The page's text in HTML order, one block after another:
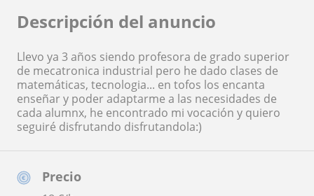
Precio
Descripción del anuncio
Llevo ya 3 años siendo profesora de grado superior
de mecatronica industrial pero he dado clases de
matemáticas, tecnologia... en tofos los encanta
enseñar y poder adaptarme a las necesidades de
cada alumnx, he encontrado mi vocación y quiero
seguiré disfrutando disfrutandola:)